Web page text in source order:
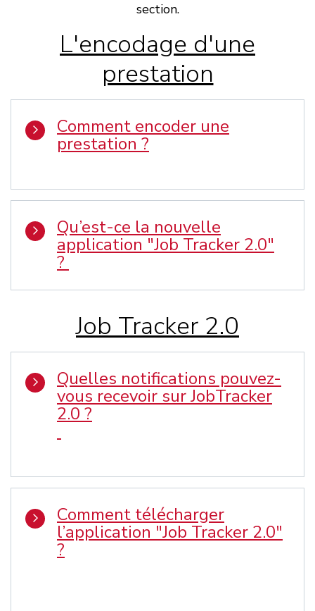
section.
L'encodage d'une
prestation
Comment encoder une
prestation ?
Qu’est-ce la nouvelle
application "Job Tracker 2.0"
?
Job Tracker 2.0
Quelles notifications pouvez-
vous recevoir sur JobTracker
2.0 ?
Comment télécharger
l’application "Job Tracker 2.0"
?